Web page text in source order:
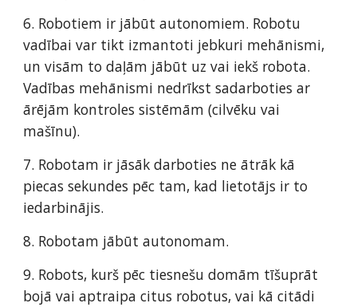
6. Robotiem ir jābūt autonomiem. Robotu
vadībai var tikt izmantoti jebkuri mehānismi,
un visām to daļām jābūt uz vai iekš robota.
Vadības mehānismi nedrīkst sadarboties ar
ārējām kontroles sistēmām (cilvēku vai
mašīnu).
7. Robotam ir jāsāk darboties ne ātrāk kā
piecas sekundes pēc tam, kad lietotājs ir to
iedarbinājis.
8. Robotam jābūt autonomam.
9. Robots, kurš pēc tiesnešu domām tīšuprāt
bojā vai aptraipa citus robotus, vai kā citādi